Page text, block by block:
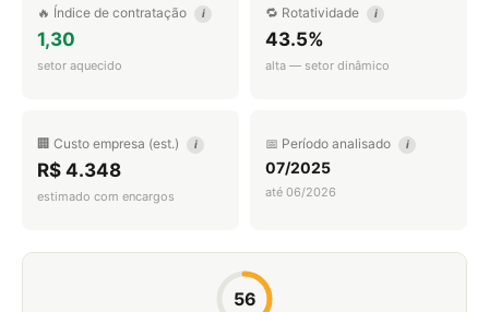
🔥 Índice de contratação i
1,30
setor aquecido
🔁 Rotatividade i
43.5%
alta — setor dinâmico
🏢 Custo empresa (est.) i
R$ 4.348
estimado com encargos
📅 Período analisado i
07/2025
até 06/2026
56